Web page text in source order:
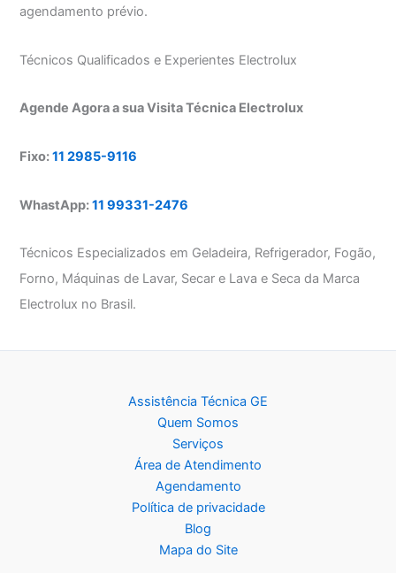
agendamento prévio.
Técnicos Qualificados e Experientes Electrolux
Agende Agora a sua Visita Técnica Electrolux
Fixo:11 2985-9116
WhastApp:11 99331-2476
Técnicos Especializados em Geladeira, Refrigerador, Fogão,
Forno, Máquinas de Lavar, Secar e Lava e Seca da Marca
Electrolux no Brasil.
Assistência Técnica GE
Quem Somos
Serviços
Área de Atendimento
Agendamento
Política de privacidade
Blog
Mapa do Site